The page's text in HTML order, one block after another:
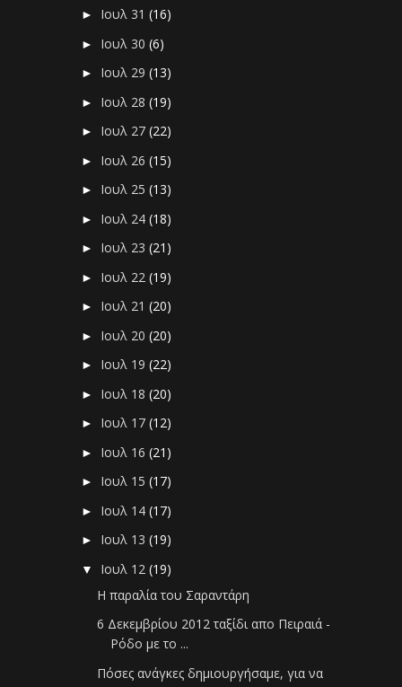
► Ιουλ 31(16)
► Ιουλ 30(6)
► Ιουλ 29(13)
► Ιουλ 28(19)
► Ιουλ 27(22)
► Ιουλ 26(15)
► Ιουλ 25(13)
► Ιουλ 24(18)
► Ιουλ 23(21)
► Ιουλ 22(19)
► Ιουλ 21(20)
► Ιουλ 20(20)
► Ιουλ 19(22)
► Ιουλ 18(20)
► Ιουλ 17(12)
► Ιουλ 16(21)
► Ιουλ 15(17)
► Ιουλ 14(17)
► Ιουλ 13(19)
▼ Ιουλ 12(19)
Η παραλία του Σαραντάρη
6 Δεκεμβρίου 2012 ταξίδι απο Πειραιά -
Ρόδο με το ...
Πόσες ανάγκες δημιουργήσαμε, για να